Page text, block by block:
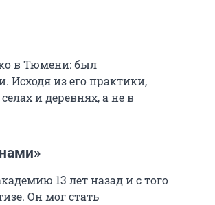
в Тюмени: был
Исходя из его практики,
и деревнях, а не в
13 лет назад и с того
Он мог стать